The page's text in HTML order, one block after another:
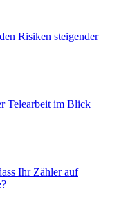
Risiken steigender
Telearbeit im Blick
Ihr Zähler auf